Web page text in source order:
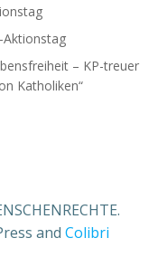
Aktionstag
– KP-treuer
Katholiken“
and Colibri